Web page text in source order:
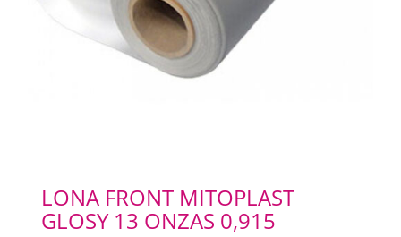
LONA FRONT MITOPLAST
GLOSY 13 ONZAS 0,915